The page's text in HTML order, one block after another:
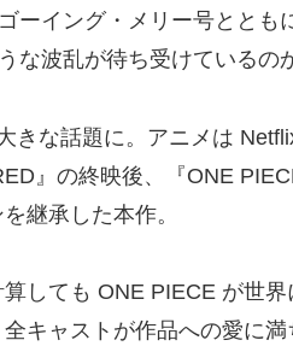
ーイング・メリー号ととも
な波乱が待ち受けている
きな話題に。アニメは
』の終映後、『ONE
継承した本作。
しても ONE PIECE が世界
キャストが作品への愛に